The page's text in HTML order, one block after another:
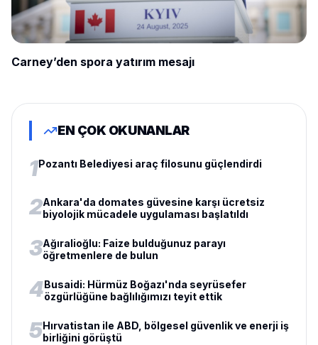
Carney’den spora yatırım mesajı
EN ÇOK OKUNANLAR
1Pozantı Belediyesi araç filosunu güçlendirdi
2Ankara'da domates güvesine karşı ücretsiz
biyolojik mücadele uygulaması başlatıldı
3Ağıralioğlu: Faize bulduğunuz parayı
öğretmenlere de bulun
4Busaidi: Hürmüz Boğazı'nda seyrüsefer
özgürlüğüne bağlılığımızı teyit ettik
5Hırvatistan ile ABD, bölgesel güvenlik ve enerji iş
birliğini görüştü